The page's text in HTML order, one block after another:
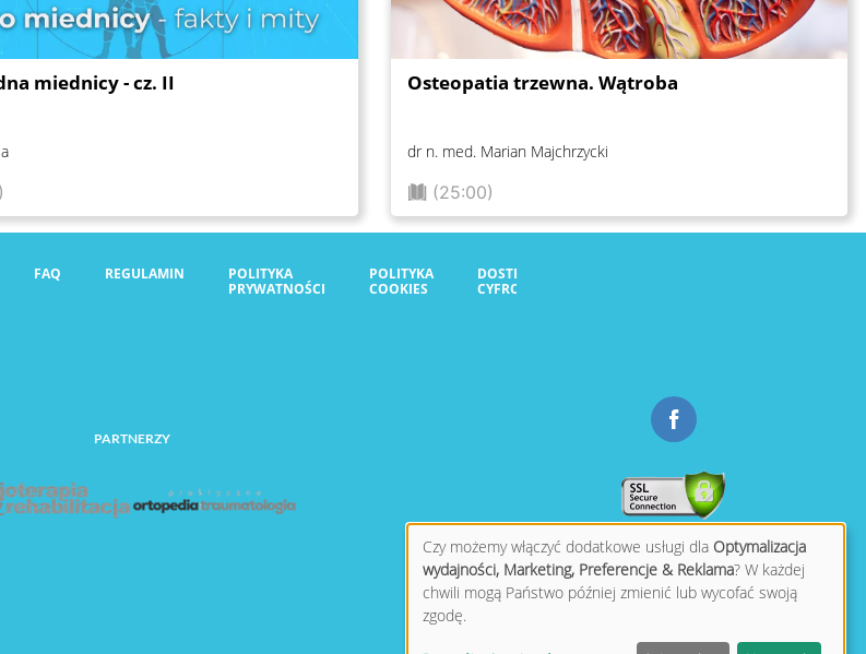
miednicy - cz. II Osteopatia trzewna. Wątroba
dr n. med. Marian Majchrzycki
(25:00)
FAQ REGULAMIN
POLITYKA
PRYWATNOŚCI
POLITYKA
COOKIES
DOSTĘPNOŚĆ
CYFROWA
PARTNERZY
Czy możemy włączyć dodatkowe usługi dla Optymalizacja
wydajności, Marketing, Preferencje & Reklama? W każdej
chwili mogą Państwo później zmienić lub wycofać swoją
zgodę.